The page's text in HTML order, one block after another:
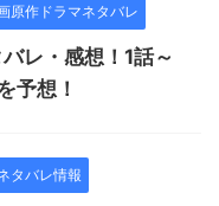
原作ドラマネタバレ
レ・感想！1話～
予想！
タバレ情報